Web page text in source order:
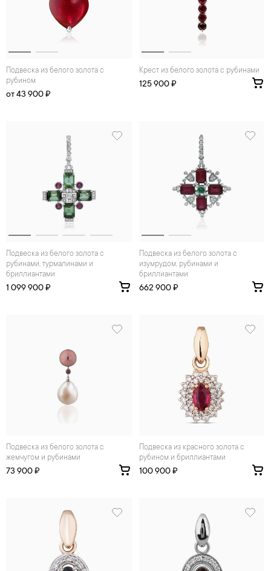
Подвеска из белого золота с
рубином
от 43 900 ₽
Крест из белого золота с рубинами
125 900 ₽
Подвеска из белого золота с
рубинами, турмалинами и
бриллиантами
1 099 900 ₽
Подвеска из белого золота с
изумрудом, рубинами и
бриллиантами
662 900 ₽
Подвеска из белого золота с
жемчугом и рубинами
73 900 ₽
Подвеска из красного золота с
рубином и бриллиантами
100 900 ₽